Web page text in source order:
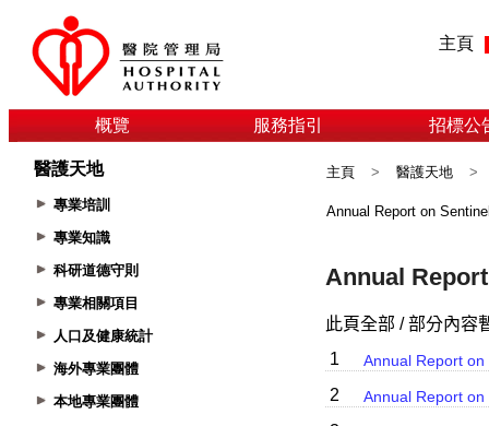
主頁
概覽 服務指引 招標公
醫護天地
專業培訓
專業知識
科研道德守則
專業相關項目
人口及健康統計
海外專業團體
本地專業團體
主頁 > 醫護天地 >
Annual Report on